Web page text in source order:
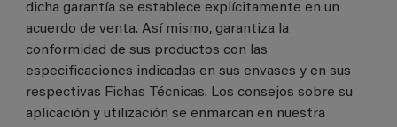
dicha garantía se establece explícitamente en un
acuerdo de venta. Así mismo, garantiza la
conformidad de sus productos con las
especificaciones indicadas en sus envases y en sus
respectivas Fichas Técnicas. Los consejos sobre su
aplicación y utilización se enmarcan en nuestra